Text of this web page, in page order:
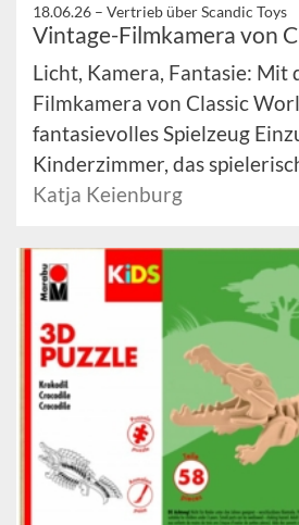
18.06.26 – Vertrieb über Scandic Toys
Vintage-Filmkamera von
Licht, Kamera, Fantasie: Mit
Filmkamera von Classic
fantasievolles Spielzeug
Kinderzimmer, das
Katja Keienburg